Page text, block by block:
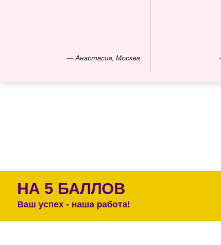
— Анастасия, Москва
НА 5 БАЛЛОВ
Ваш успех - наша работа!